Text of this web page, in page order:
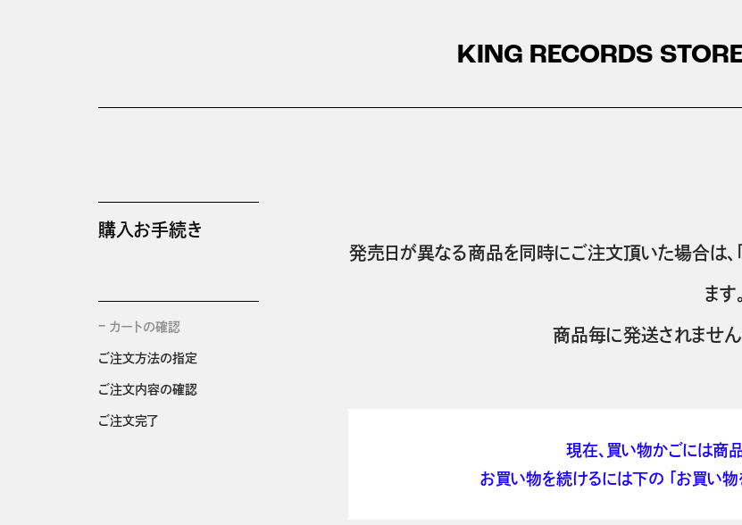
KING RECORDS
購入お手続き
カートの確認
ご注文方法の指定
ご注文内容の確認
ご注文完了
発売日が異なる商品を同時にご注文頂いた場合は、
ます。
商品毎に発送されません
現在、買い物かごには商
お買い物を続けるには下の 「お買い物